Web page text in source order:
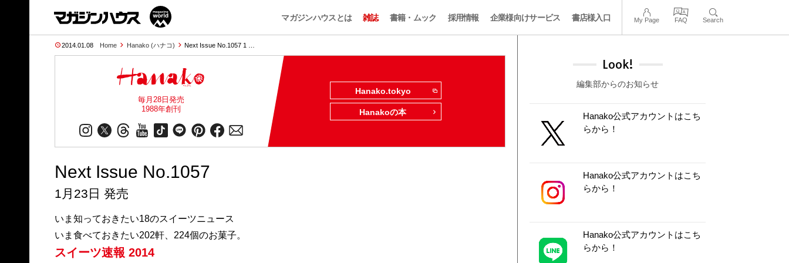
マガジンハウスとは 雑誌 書籍・ムック 採用情報 企業様向けサービス 書店様入口 My Page FAQ Search
2014.01.08 Home Hanako (ハナコ) Next Issue No.1057 1 …
毎月28日発売
1988年創刊
Hanako.tokyo
Hanakoの本
Next Issue No.1057
1月23日 発売
いま知っておきたい18のスイーツニュース
いま食べておきたい202軒、224個のお菓子。
スイーツ速報 2014
Look!
編集部からのお知らせ
Hanako公式アカウントはこち
らから！
Hanako公式アカウントはこち
らから！
Hanako公式アカウントはこち
らから！